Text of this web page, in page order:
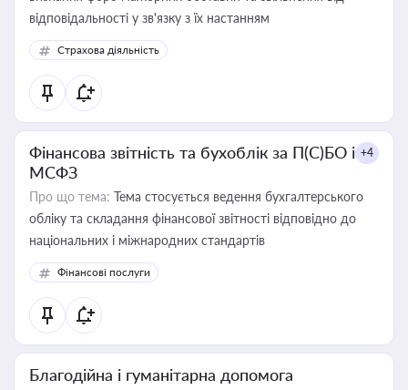
відповідальності у зв'язку з їх настанням
Страхова діяльність
Фінансова звітність та бухоблік за П(С)БО і
МСФЗ
+4
Про що тема: Тема стосується ведення бухгалтерського
обліку та складання фінансової звітності відповідно до
національних і міжнародних стандартів
Фінансові послуги
Благодійна і гуманітарна допомога